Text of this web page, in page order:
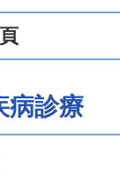
病診療